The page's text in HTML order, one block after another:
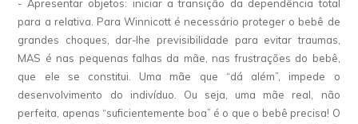
- Apresentar objetos: iniciar a transição da dependência total
para a relativa. Para Winnicott é necessário proteger o bebê de
grandes choques, dar-lhe previsibilidade para evitar traumas,
MAS é nas pequenas falhas da mãe, nas frustrações do bebê,
que ele se constitui. Uma mãe que “dá além”, impede o
desenvolvimento do indivíduo. Ou seja, uma mãe real, não
perfeita, apenas “suficientemente boa” é o que o bebê precisa! O